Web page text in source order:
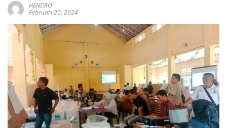
HENDRO
Februari 20, 2024